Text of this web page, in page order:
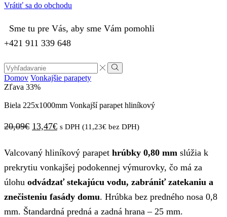
Vrátiť sa do obchodu
Sme tu pre Vás, aby sme Vám pomohli
+421 911 339 648
Search
input
Vyhľadávanie
Domov Vonkajšie parapety
Zľava 33%
Biela 225x1000mm Vonkajší parapet hliníkový
20,09€ Pôvodná
bola:
20,09€.
13,47€Aktuálna
je:
13,47€.
s DPH (11,23€ bez DPH)
Valcovaný hliníkový parapet hrúbky 0,80 mm slúžia k
prekrytiu vonkajšej podokennej výmurovky, čo má za
úlohu odvádzať stekajúcu vodu, zabrániť zatekaniu a
znečisteniu fasády domu. Hrúbka bez predného nosa 0,8
mm. Štandardná predná a zadná hrana – 25 mm.